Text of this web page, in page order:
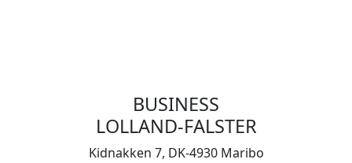
BUSINESS
LOLLAND-FALSTER
Kidnakken 7, DK-4930 Maribo